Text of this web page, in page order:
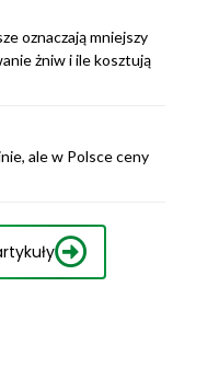
oznaczają mniejszy
żniw i ile kosztują
ale w Polsce ceny